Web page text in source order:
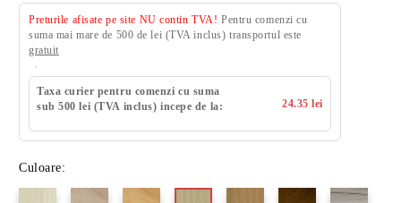
Preturile afisate pe site NU contin TVA! Pentru comenzi cu
suma mai mare de 500 de lei (TVA inclus) transportul este
gratuit
Taxa curier pentru comenzi cu suma
sub 500 lei (TVA inclus) incepe de la:
24.35 lei
Culoare: